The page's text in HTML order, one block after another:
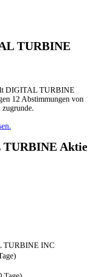
TURBINE
DIGITAL TURBINE
12 Abstimmungen von
Aktie
TURBINE INC